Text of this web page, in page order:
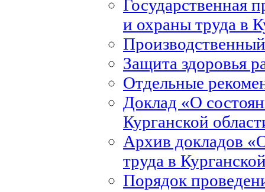
Государственная
и охраны труда в
Защита здоровья
Отдельные
Доклад «О
Курганской
Архив докладов
труда в
Порядок